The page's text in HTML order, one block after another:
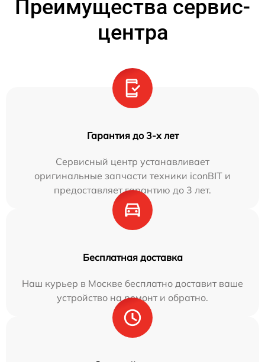
Преимущества сервис-
центра
Гарантия до 3-х лет
Сервисный центр устанавливает
оригинальные запчасти техники iconBIT и
предоставляет гарантию до 3 лет.
Бесплатная доставка
Наш курьер в Москве бесплатно доставит ваше
устройство на ремонт и обратно.